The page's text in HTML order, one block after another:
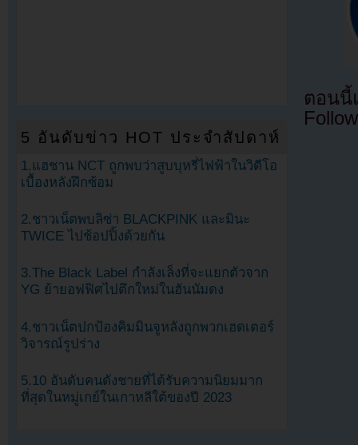
ตอนนี้
5 อันดับข่าว HOT ประจำสัปดาห์
1.แฮชาน NCT ถูกพบว่าสูบบุหรี่ไฟฟ้าในวิดีโอ
เบื้องหลังฝึกซ้อม
2.ชาวเน็ตพบลิซ่า BLACKPINK และมินะ
TWICE ไปช้อปปิ้งด้วยกัน
3.The Black Label กำลังเล็งที่จะแยกตัวจาก
YG ย้ายอฟฟิศไปตึกใหม่ในฮันนัมดง
4.ชาวเน็ตปกป้องคิมมินจูหลังถูกพวกเฮดเตอร์
วิจารณ์รูปร่าง
5.10 อันดับคนดังชายที่ได้รับความนิยมมาก
ที่สุดในหมู่เกย์ในเกาหลีใต้ของปี 2023